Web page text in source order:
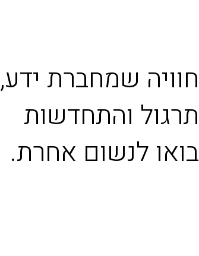
חוויה שמחברת ידע,
תרגול והתחדשות
בואו לנשום אחרת.